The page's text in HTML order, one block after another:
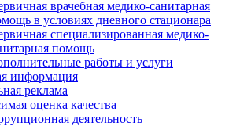
врачебная медико-санитарная
в условиях дневного стационара
специализированная медико-
помощь
работы и услуги
информация
реклама
оценка качества
деятельность